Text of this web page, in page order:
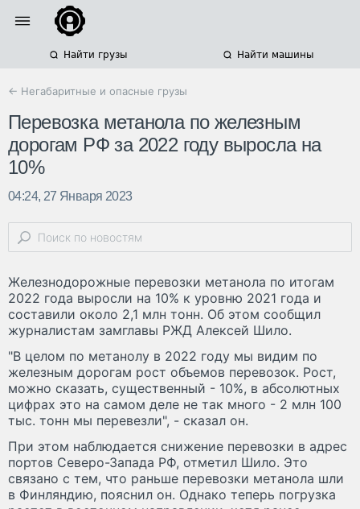
Найти грузы Найти машины
← Негабаритные и опасные грузы
Перевозка метанола по железным
дорогам РФ за 2022 году выросла на
10%
04:24, 27 Января 2023
Железнодорожные перевозки метанола по итогам
2022 года выросли на 10% к уровню 2021 года и
составили около 2,1 млн тонн. Об этом сообщил
журналистам замглавы РЖД Алексей Шило.
"В целом по метанолу в 2022 году мы видим по
железным дорогам рост объемов перевозок. Рост,
можно сказать, существенный - 10%, в абсолютных
цифрах это на самом деле не так много - 2 млн 100
тыс. тонн мы перевезли", - сказал он.
При этом наблюдается снижение перевозки в адрес
портов Северо-Запада РФ, отметил Шило. Это
связано с тем, что раньше перевозки метанола шли
в Финляндию, пояснил он. Однако теперь погрузка